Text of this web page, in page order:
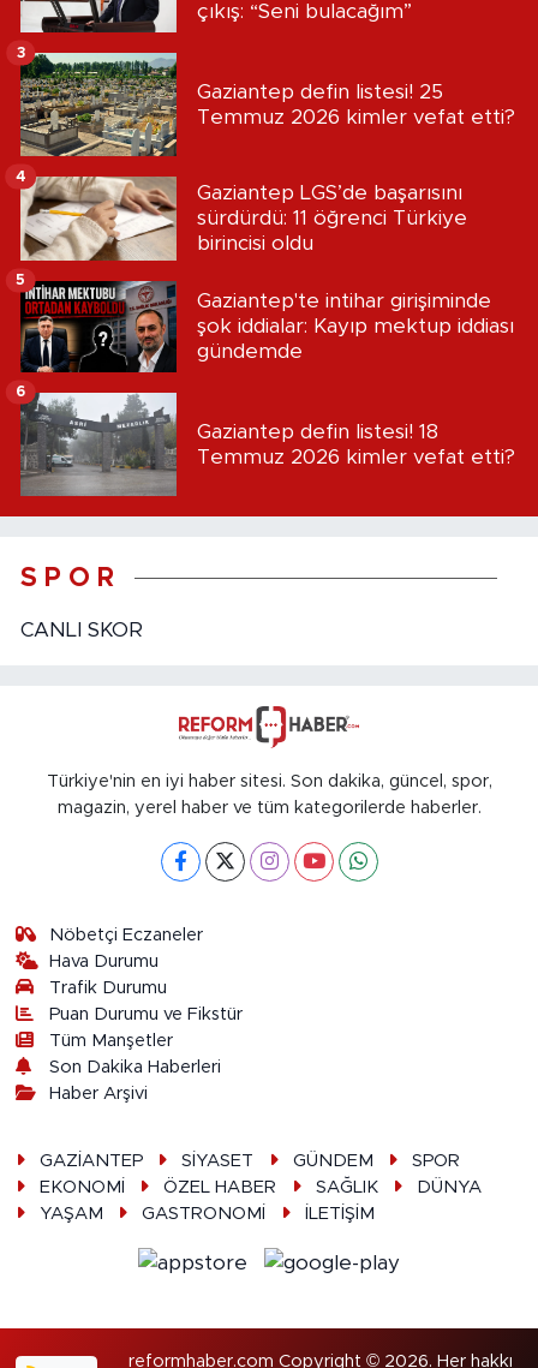
çıkış: “Seni bulacağım”
Gaziantep defin listesi! 25
Temmuz 2026 kimler vefat etti?
3
Gaziantep LGS’de başarısını
sürdürdü: 11 öğrenci Türkiye
birincisi oldu
4
Gaziantep'te intihar girişiminde
şok iddialar: Kayıp mektup iddiası
gündemde
5
Gaziantep defin listesi! 18
Temmuz 2026 kimler vefat etti?
6
S P O R
CANLI SKOR
Türkiye'nin en iyi haber sitesi. Son dakika, güncel, spor,
magazin, yerel haber ve tüm kategorilerde haberler.
Nöbetçi Eczaneler
Hava Durumu
Trafik Durumu
Puan Durumu ve Fikstür
Tüm Manşetler
Son Dakika Haberleri
Haber Arşivi
GAZİANTEP SİYASET GÜNDEM
SPOR
EKONOMİ
ÖZEL HABER SAĞLIK
DÜNYA
YAŞAM
GASTRONOMİ İLETİŞİM
reformhaber.com Copyright © 2026. Her hakkı